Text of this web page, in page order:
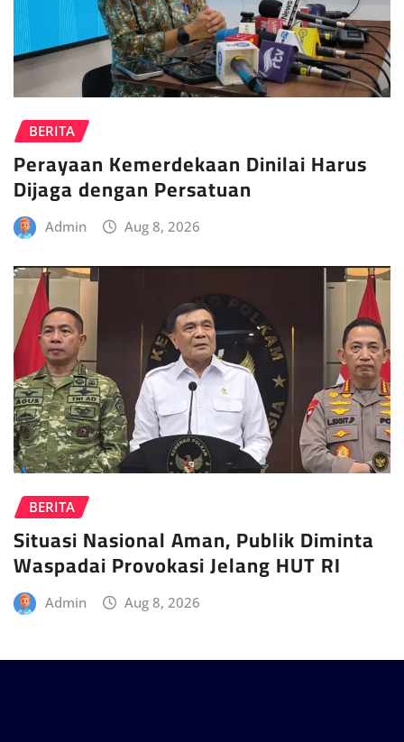
BERITA
Perayaan Kemerdekaan Dinilai Harus
Dijaga dengan Persatuan
Admin Aug 8, 2026
BERITA
Situasi Nasional Aman, Publik Diminta
Waspadai Provokasi Jelang HUT RI
Admin Aug 8, 2026